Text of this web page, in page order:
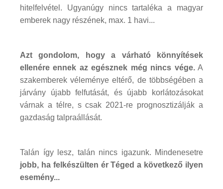
hitelfelvétel. Ugyanúgy nincs tartaléka a magyar
emberek nagy részének, max. 1 havi...
Azt gondolom, hogy a várható könnyítések
ellenére ennek az egésznek még nincs vége.A
szakemberek véleménye eltérő, de többségében a
járvány újabb felfutását, és újabb korlátozásokat
várnak a télre, s csak 2021-re prognosztizálják a
gazdaság talpraállását.
Talán így lesz, talán nincs igazunk. Mindenesetre
jobb, ha felkészülten ér Téged a következő ilyen
esemény...